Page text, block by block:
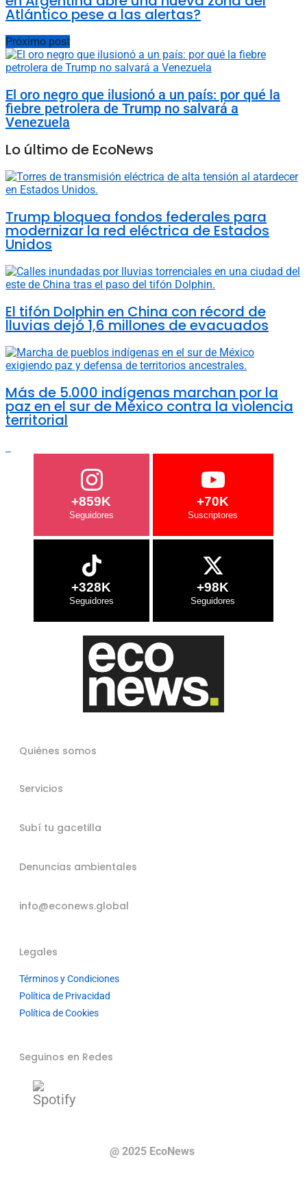
Atlántico pese a las alertas?
Próximo post
El oro negro que ilusionó a un país: por qué la
fiebre petrolera de Trump no salvará a
Venezuela
Lo último de EcoNews
Trump bloquea fondos federales para
modernizar la red eléctrica de Estados
Unidos
El tifón Dolphin en China con récord de
lluvias dejó 1,6 millones de evacuados
Más de 5.000 indígenas marchan por la
paz en el sur de México contra la violencia
territorial
+859K +70K
+328K +98K
Quiénes somos
Servicios
Subí tu gacetilla
Denuncias ambientales
info@econews.global
Legales
Términos y Condiciones
Política de Privacidad
Política de Cookies
Seguinos en Redes
@ 2025 EcoNews